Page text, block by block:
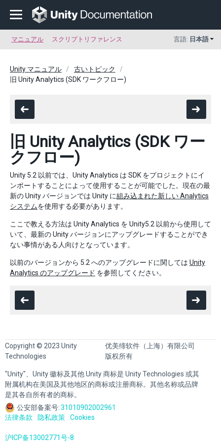
マニュアル スクリプトリファレンス 言語: 日本語
Unity マニュアル
古いトピック
旧 Unity Analytics (SDK ワークフロー)
旧 Unity Analytics (SDK ワー
クフロー)
Unity 5.2 以前では、Unity Analytics は SDK をプロジェクトにイ
ンポートすることによって使用することが可能でした。現在の最
新の Unity バージョンでは Unity に組み込まれた新しい Analytics
システムを使用する必要があります。
ここで教える方法は Unity Analytics を Unity5.2 以前から使用して
いて、最新の Unity バージョンにアップグレードすることができ
ない事情がある人向けとなっています。
以前のバージョンから 5.2 へのアップグレードに関しては Unity
Analytics のアップグレード を参照してください。
Copyright © 2023 Unity
Technologies
优美缔软件（上海）有限公司
版权所有
"Unity"、Unity 徽标及其他 Unity 商标是 Unity Technologies 或其
附属机构在美国及其他地区的商标或注册商标。其他名称或品牌
是其各自所有者的商标。
公安部备案号:31010902002961
法律条款
隐私政策 Cookies
沪ICP备13002771号-8